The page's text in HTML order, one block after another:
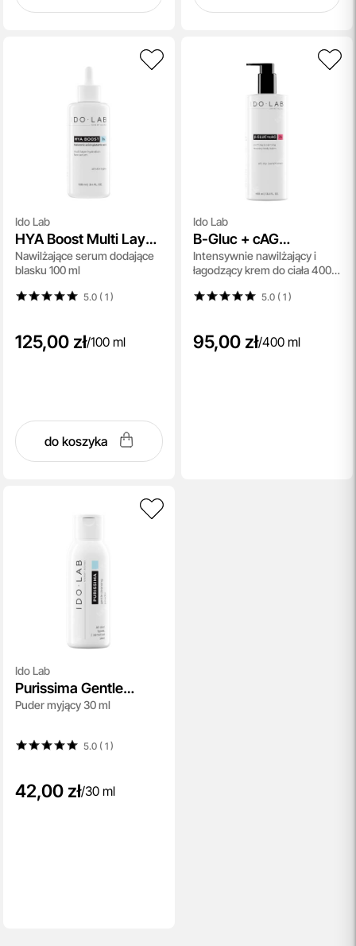
Ido Lab
HYA Boost Multi Layer
Hydration Face Serum
Nawilżające serum dodające
blasku 100 ml
5.0 ( 1)
125,00 zł/100 ml
do koszyka
Ido Lab
B-Gluc + cAG
Recovery Body Balm
Intensywnie nawilżający i
łagodzący krem do ciała 400
5.0 ( 1)
95,00 zł/400 ml
Ido Lab
Purissima Gentle
Cleansing
Puder myjący 30 ml
5.0 ( 1)
42,00 zł/30 ml